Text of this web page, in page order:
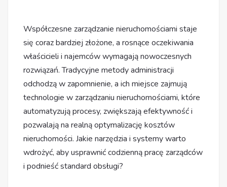
Współczesne zarządzanie nieruchomościami staje
się coraz bardziej złożone, a rosnące oczekiwania
właścicieli i najemców wymagają nowoczesnych
rozwiązań. Tradycyjne metody administracji
odchodzą w zapomnienie, a ich miejsce zajmują
technologie w zarządzaniu nieruchomościami, które
automatyzują procesy, zwiększają efektywność i
pozwalają na realną optymalizację kosztów
nieruchomości. Jakie narzędzia i systemy warto
wdrożyć, aby usprawnić codzienną pracę zarządców
i podnieść standard obsługi?